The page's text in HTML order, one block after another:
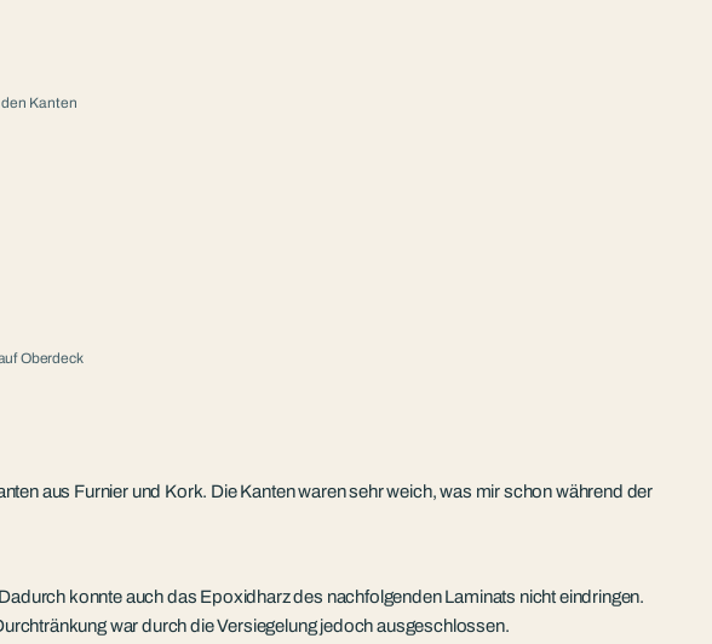
Kanten
Oberdeck
aus Furnier und Kork. Die Kanten waren sehr weich, was mir schon während der
konnte auch das Epoxidharz des nachfolgenden Laminats nicht eindringen.
war durch die Versiegelung jedoch ausgeschlossen.